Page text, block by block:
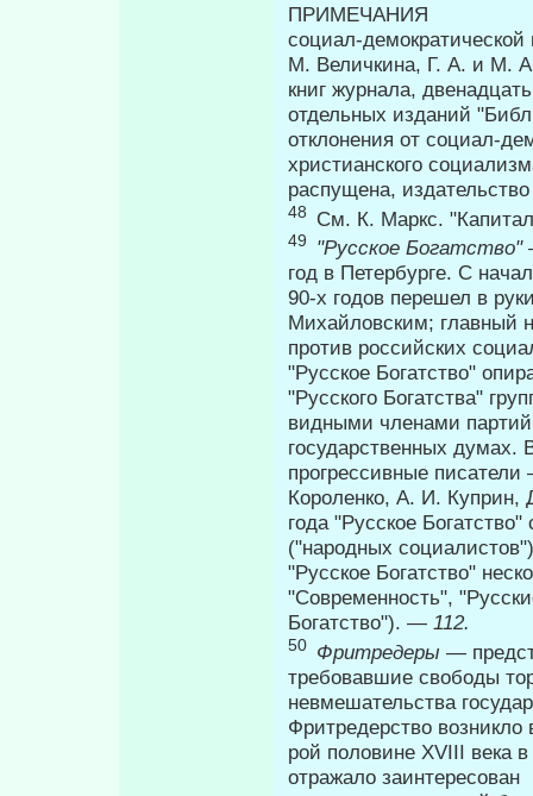
социал-
М. Величкина, Г. А. и М.
книг журнала,
отдельных изданий
отклонения от социал-
христианского
распущена,
48 См. К. Маркс.
49 "Русское Богатство"
год в Петербурге. С
90-х годов перешел в
Михайловским; главный
против российских
"Русское Богатство"
"Русского Богатства"
видными членами
государственных думах.
прогрессивные
Короленко, А. И.
года "Русское
("народных
"Русское Богатство"
"Современность",
Богатство"). — 112.
50 Фритредеры —
требовавшие свободы
невмешательства
Фритредерство возникло
рой половине XVIII века
отражало заинтересован­